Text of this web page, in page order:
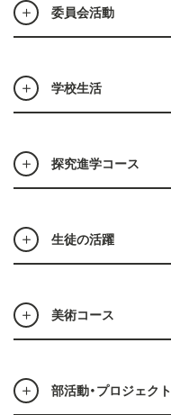
委員会活動
学校生活
探究進学コース
生徒の活躍
美術コース
部活動・プロジェクト